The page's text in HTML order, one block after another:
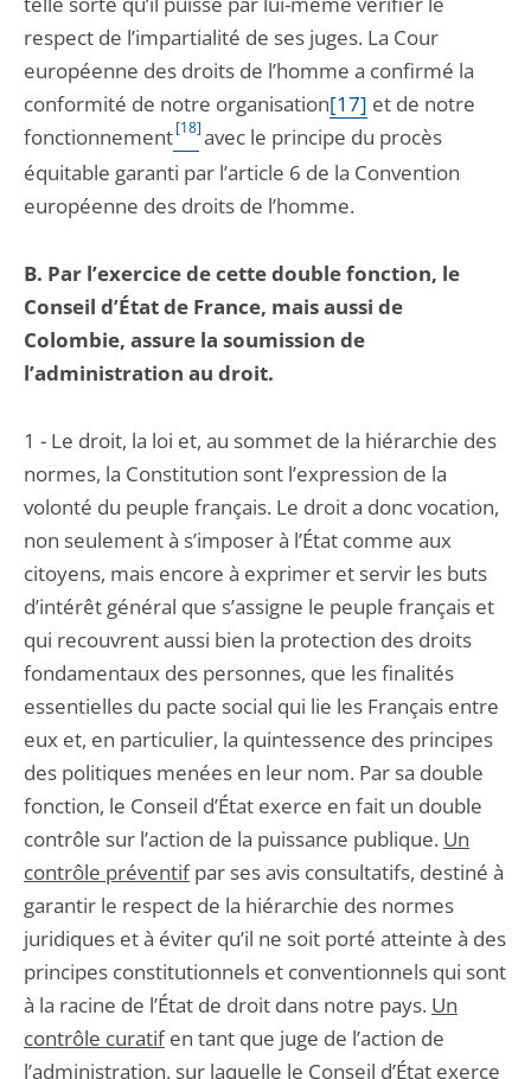
respect de l’impartialité de ses juges. La Cour
européenne des droits de l’homme a confirmé la
conformité de notre organisation[17] et de notre
fonctionnement[18]avec le principe du procès
équitable garanti par l’article 6 de la Convention
européenne des droits de l’homme.
B. Par l’exercice de cette double fonction, le
Conseil d’État de France, mais aussi de
Colombie, assure la soumission de
l’administration au droit.
1 - Le droit, la loi et, au sommet de la hiérarchie des
normes, la Constitution sont l’expression de la
volonté du peuple français. Le droit a donc vocation,
non seulement à s’imposer à l’État comme aux
citoyens, mais encore à exprimer et servir les buts
d’intérêt général que s’assigne le peuple français et
qui recouvrent aussi bien la protection des droits
fondamentaux des personnes, que les finalités
essentielles du pacte social qui lie les Français entre
eux et, en particulier, la quintessence des principes
des politiques menées en leur nom. Par sa double
fonction, le Conseil d’État exerce en fait un double
contrôle sur l’action de la puissance publique. Un
contrôle préventifpar ses avis consultatifs, destiné à
garantir le respect de la hiérarchie des normes
juridiques et à éviter qu’il ne soit porté atteinte à des
principes constitutionnels et conventionnels qui sont
à la racine de l’État de droit dans notre pays. Un
contrôle curatifen tant que juge de l’action de
l’administration, sur laquelle le Conseil d’État exerce